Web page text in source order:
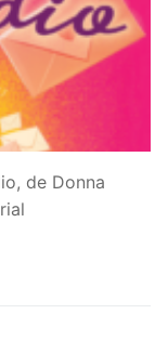
de Donna